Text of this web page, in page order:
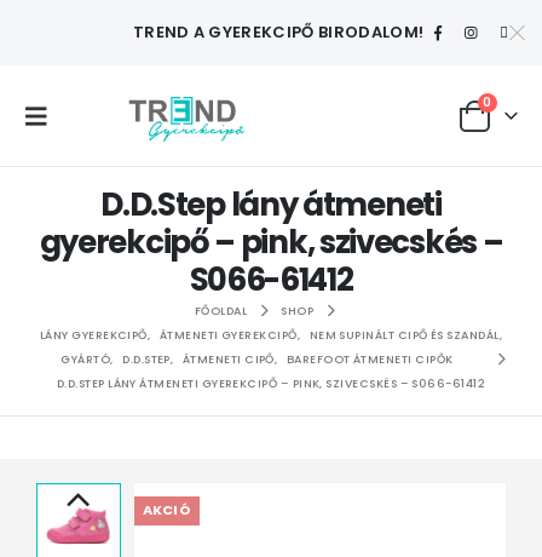
TREND A GYEREKCIPŐ BIRODALOM!
0
D.D.Step lány átmeneti
gyerekcipő – pink, szivecskés –
S066-61412
FŐOLDAL
SHOP
LÁNY GYEREKCIPŐ, ÁTMENETI GYEREKCIPŐ, NEM SUPINÁLT CIPŐ ÉS SZANDÁL,
GYÁRTÓ, D.D.STEP, ÁTMENETI CIPŐ,
BAREFOOT ÁTMENETI CIPŐK
D.D.STEP LÁNY ÁTMENETI GYEREKCIPŐ – PINK, SZIVECSKÉS – S066-61412
AKCIÓ